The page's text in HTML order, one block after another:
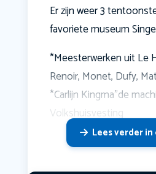
Er zijn weer 3
favoriete museum
*Meesterwerken uit Le
Renoir, Monet, Dufy,
*Carlijn Kingma"de
Volkshuisvesting
Lees verder in